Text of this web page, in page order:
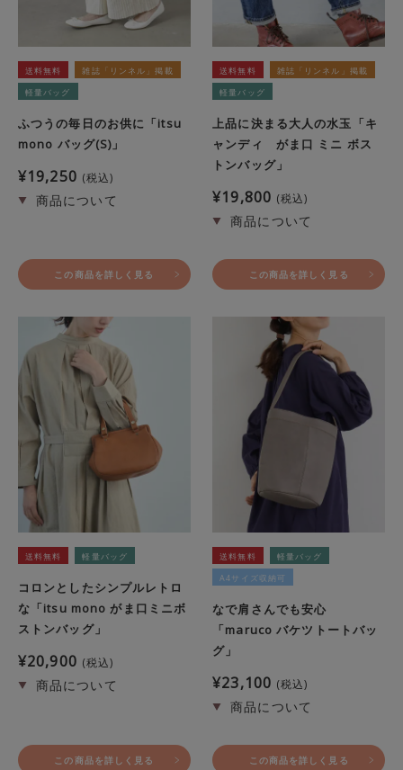
送料無料
雑誌「リンネル」掲載
軽量バッグ
ふつうの毎日のお供に「itsu
mono バッグ(S)」
¥19,250 税込
この商品を詳しく見る
送料無料
雑誌「リンネル」掲載
軽量バッグ
上品に決まる大人の水玉「キ
ャンディ がま口 ミニ ボス
トンバッグ」
¥19,800 税込
この商品を詳しく見る
送料無料 軽量バッグ
コロンとしたシンプルレトロ
な「itsu mono がま口ミニボ
ストンバッグ」
¥20,900 税込
この商品を詳しく見る
送料無料
軽量バッグ
A4サイズ収納可
なで肩さんでも安心
「maruco バケツトートバッ
グ」
¥23,100 税込
この商品を詳しく見る